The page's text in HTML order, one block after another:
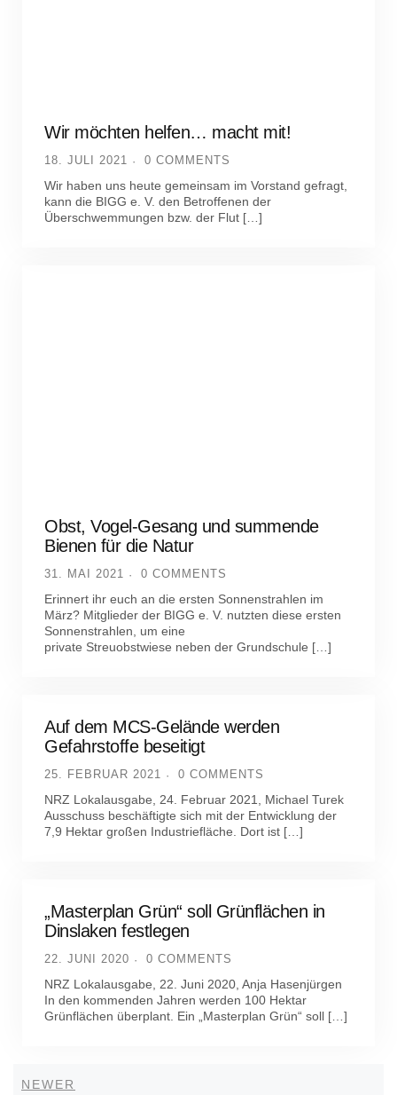
Wir möchten helfen… macht mit!
18. JULI 2021 0 COMMENTS
Wir haben uns heute gemeinsam im Vorstand gefragt,
kann die BIGG e. V. den Betroffenen der
Überschwemmungen bzw. der Flut […]
Obst, Vogel-Gesang und summende
Bienen für die Natur
31. MAI 2021 0 COMMENTS
Erinnert ihr euch an die ersten Sonnenstrahlen im
März? Mitglieder der BIGG e. V. nutzten diese ersten
Sonnenstrahlen, um eine
private Streuobstwiese neben der Grundschule […]
Auf dem MCS-Gelände werden
Gefahrstoffe beseitigt
25. FEBRUAR 2021 0 COMMENTS
NRZ Lokalausgabe, 24. Februar 2021, Michael Turek
Ausschuss beschäftigte sich mit der Entwicklung der
7,9 Hektar großen Industriefläche. Dort ist […]
„Masterplan Grün“ soll Grünflächen in
Dinslaken festlegen
22. JUNI 2020 0 COMMENTS
NRZ Lokalausgabe, 22. Juni 2020, Anja Hasenjürgen
In den kommenden Jahren werden 100 Hektar
Grünflächen überplant. Ein „Masterplan Grün“ soll […]
Newer
NEWER